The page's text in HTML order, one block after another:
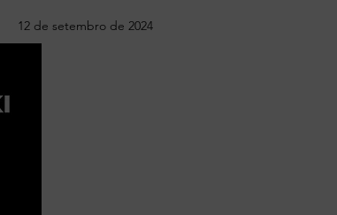
12 de setembro de 2024